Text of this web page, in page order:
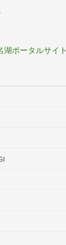
湖ポータルサイト